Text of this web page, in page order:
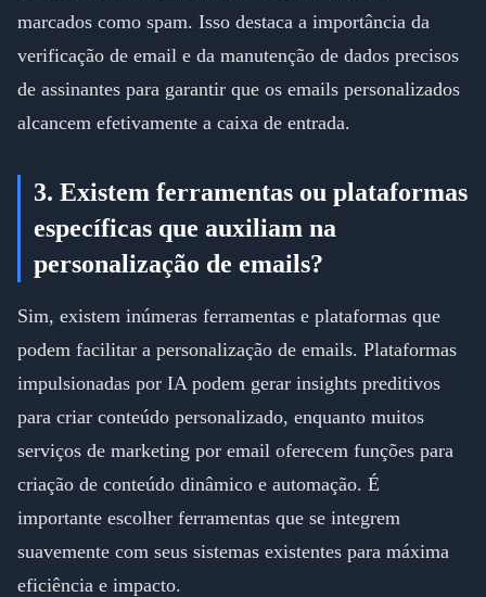
marcados como spam. Isso destaca a importância da
verificação de email e da manutenção de dados precisos
de assinantes para garantir que os emails personalizados
alcancem efetivamente a caixa de entrada.
3. Existem ferramentas ou plataformas
específicas que auxiliam na
personalização de emails?
Sim, existem inúmeras ferramentas e plataformas que
podem facilitar a personalização de emails. Plataformas
impulsionadas por IA podem gerar insights preditivos
para criar conteúdo personalizado, enquanto muitos
serviços de marketing por email oferecem funções para
criação de conteúdo dinâmico e automação. É
importante escolher ferramentas que se integrem
suavemente com seus sistemas existentes para máxima
eficiência e impacto.